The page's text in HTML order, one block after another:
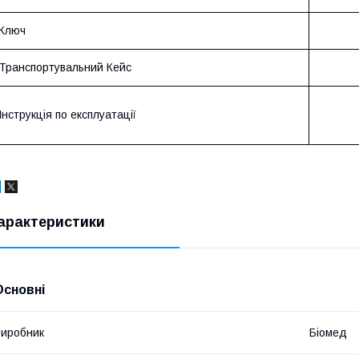
Кейс
по експлуатації
Біомед